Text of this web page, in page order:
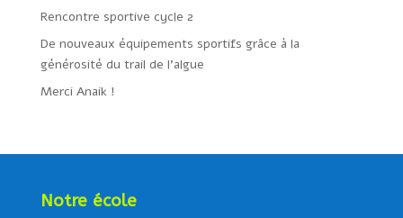
Rencontre sportive cycle 2
De nouveaux équipements sportifs grâce à la
générosité du trail de l’algue
Merci Anaik !
Notre école